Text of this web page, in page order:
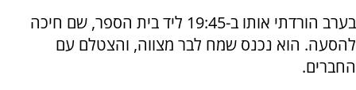
בערב הורדתי אותו ב-19:45 ליד בית הספר, שם חיכה
להסעה. הוא נכנס שמח לבר מצווה, והצטלם עם
החברים.